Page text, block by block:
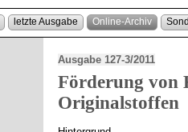
letzte Ausgabe Online-Archiv
Ausgabe 127-3/2011
Förderung von
Originalstoffen